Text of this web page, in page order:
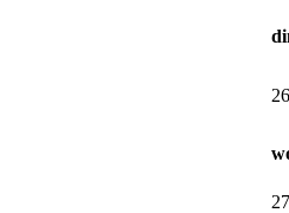
26
27